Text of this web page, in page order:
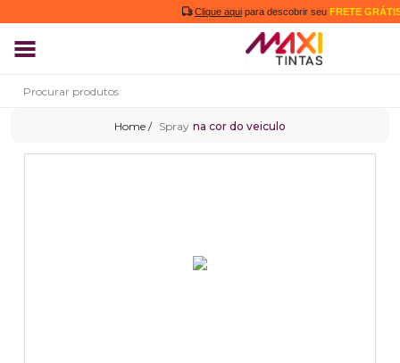
Clique aqui para descobrir seu FRETE
Spray na cor do veiculo